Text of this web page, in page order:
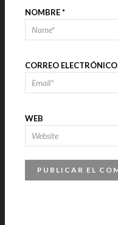
NOMBRE*
CORREO ELECTRÓNICO
WEB